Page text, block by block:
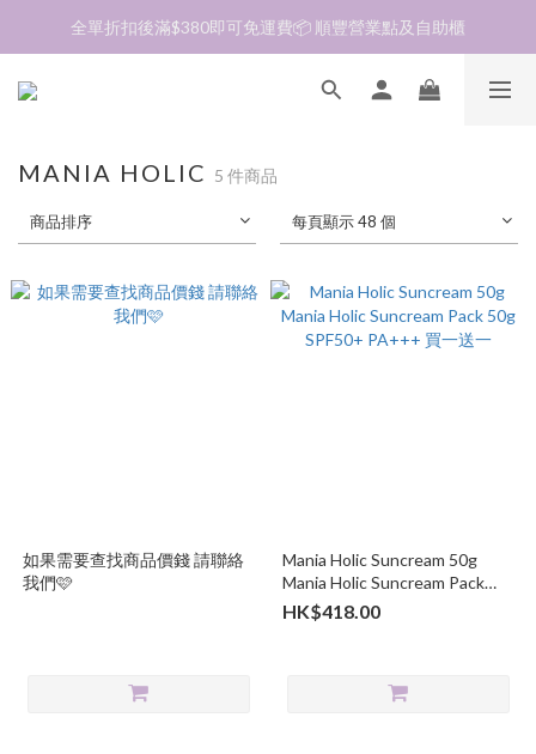
加入會員❤️生日月首天送$30 💛商品可郵寄至澳門🇲🇴及台灣🇹🇼
全單折扣後滿$380即可免運費📦 順豐營業點及自助櫃
加入會員❤️生日月首天送$30 💛商品可郵寄至澳門🇲🇴及台灣🇹🇼
MANIA HOLIC 5 件商品
商品排序 每頁顯示 48 個
如果需要查找商品價錢 請聯絡
我們🩷
Mania Holic Suncream 50g
Mania Holic Suncream Pack
HK$418.00